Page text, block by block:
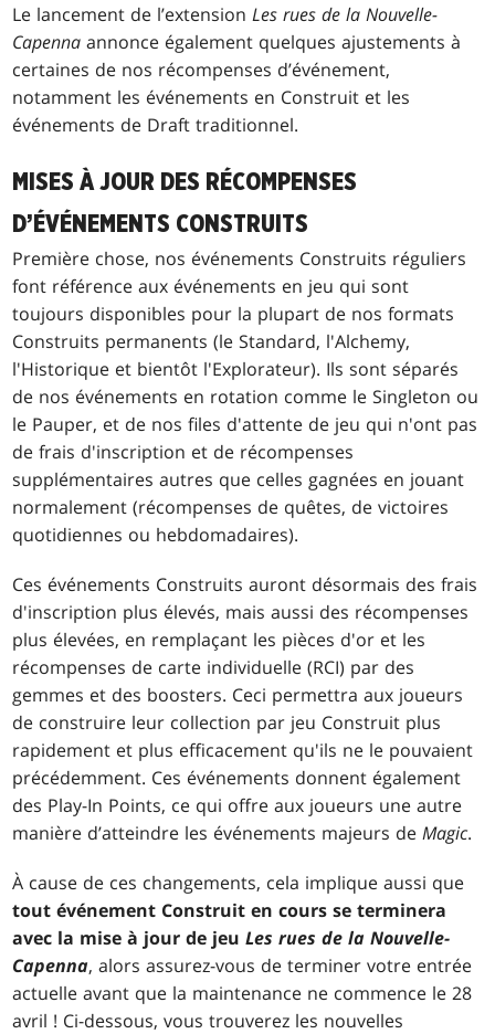
Le lancement de l’extensionLes rues de la Nouvelle-
Capenna annonce également quelques ajustements à
certaines de nos récompenses d’événement,
notamment les événements en Construit et les
événements de Draft traditionnel.
MISES À JOUR DES RÉCOMPENSES
D’ÉVÉNEMENTS CONSTRUITS
Première chose, nos événements Construits réguliers
font référence aux événements en jeu qui sont
toujours disponibles pour la plupart de nos formats
Construits permanents (le Standard, l'Alchemy,
l'Historique et bientôt l'Explorateur). Ils sont séparés
de nos événements en rotation comme le Singleton ou
le Pauper, et de nos files d'attente de jeu qui n'ont pas
de frais d'inscription et de récompenses
supplémentaires autres que celles gagnées en jouant
normalement (récompenses de quêtes, de victoires
quotidiennes ou hebdomadaires).
Ces événements Construits auront désormais des frais
d'inscription plus élevés, mais aussi des récompenses
plus élevées, en remplaçant les pièces d'or et les
récompenses de carte individuelle (RCI) par des
gemmes et des boosters. Ceci permettra aux joueurs
de construire leur collection par jeu Construit plus
rapidement et plus efficacement qu'ils ne le pouvaient
précédemment. Ces événements donnent également
des Play-In Points, ce qui offre aux joueurs une autre
manière d’atteindre les événements majeurs deMagic.
À cause de ces changements, cela implique aussi que
tout événement Construit en cours se terminera
avec la mise à jour de jeuLes rues de la Nouvelle-
Capenna, alors assurez-vous de terminer votre entrée
actuelle avant que la maintenance ne commence le 28
avril ! Ci-dessous, vous trouverez les nouvelles